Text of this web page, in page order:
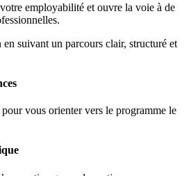
employabilité et ouvre la voie à de
suivant un parcours clair, structuré et
vous orienter vers le programme le